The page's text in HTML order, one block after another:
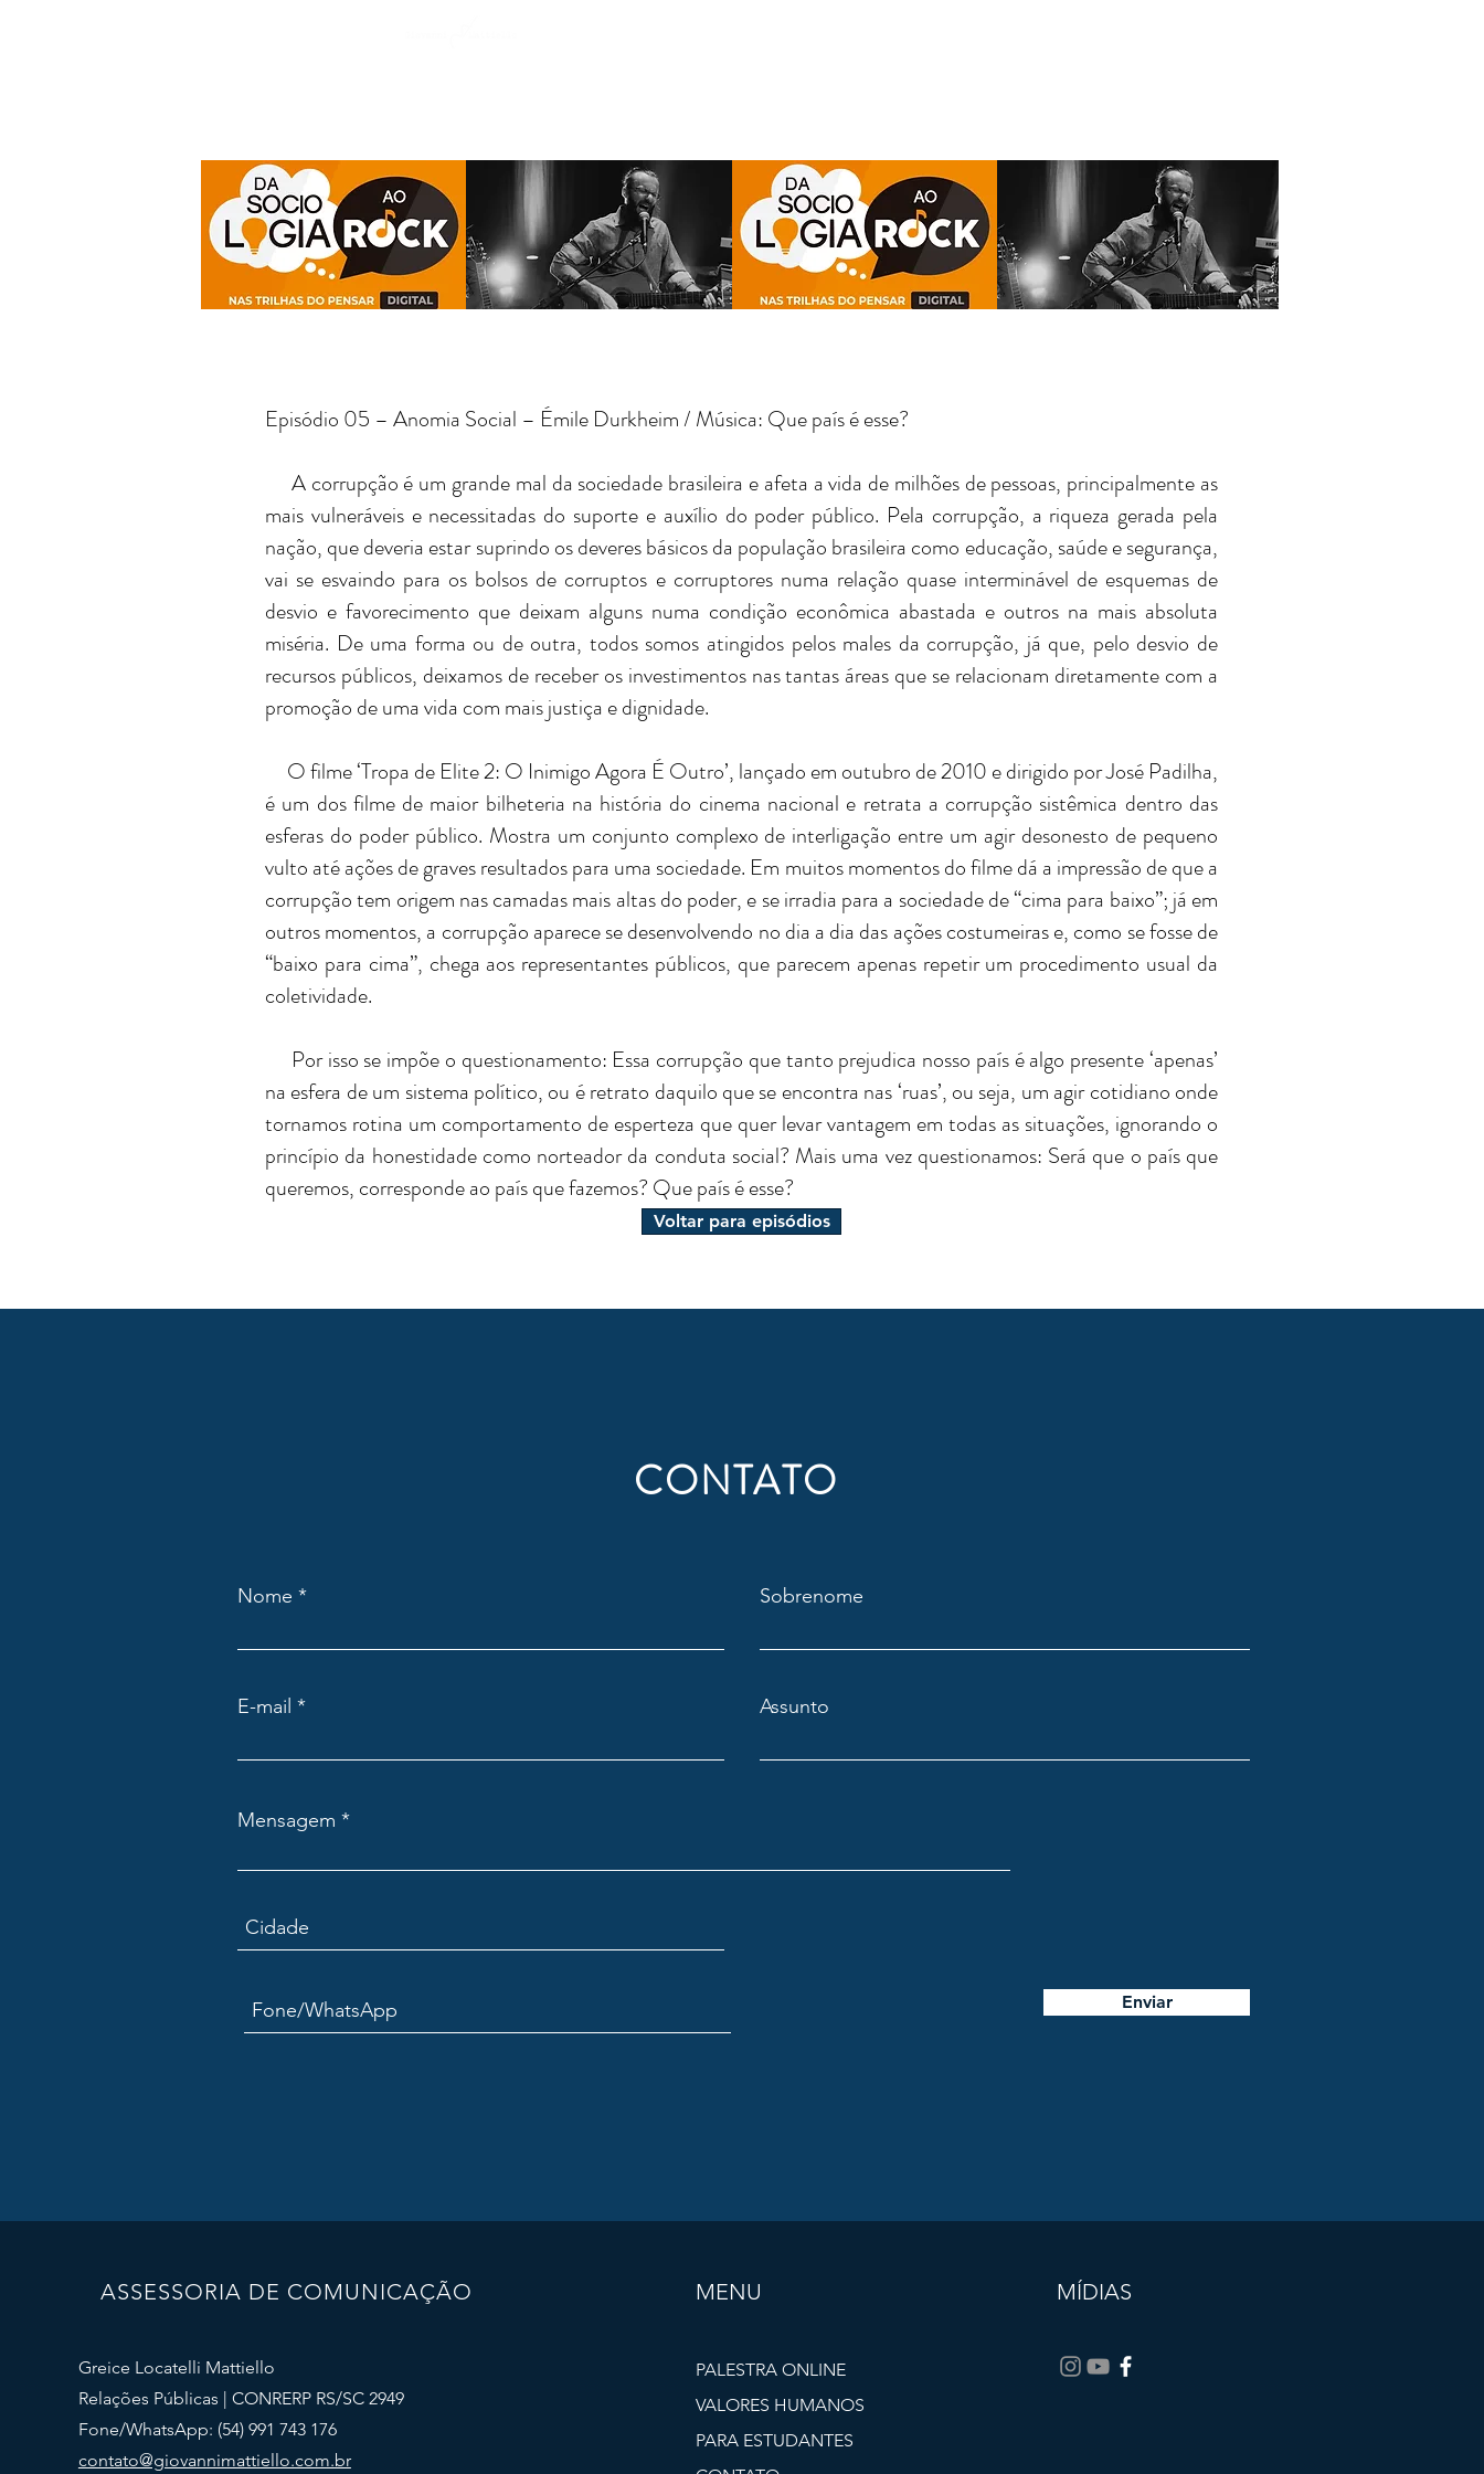
Episódio 05 – Anomia Social – Émile Durkheim / Música: Que país é esse?
A corrupção é um grande mal da sociedade brasileira e afeta a vida de milhões de pessoas, principalmente as
mais vulneráveis e necessitadas do suporte e auxílio do poder público. Pela corrupção, a riqueza gerada pela
nação, que deveria estar suprindo os deveres básicos da população brasileira como educação, saúde e segurança,
vai se esvaindo para os bolsos de corruptos e corruptores numa relação quase interminável de esquemas de
desvio e favorecimento que deixam alguns numa condição econômica abastada e outros na mais absoluta
miséria. De uma forma ou de outra, todos somos atingidos pelos males da corrupção, já que, pelo desvio de
recursos públicos, deixamos de receber os investimentos nas tantas áreas que se relacionam diretamente com a
promoção de uma vida com mais justiça e dignidade.
O filme ‘Tropa de Elite 2: O Inimigo Agora É Outro’, lançado em outubro de 2010 e dirigido por José Padilha,
é um dos filme de maior bilheteria na história do cinema nacional e retrata a corrupção sistêmica dentro das
esferas do poder público. Mostra um conjunto complexo de interligação entre um agir desonesto de pequeno
vulto até ações de graves resultados para uma sociedade. Em muitos momentos do filme dá a impressão de que a
corrupção tem origem nas camadas mais altas do poder, e se irradia para a sociedade de “cima para baixo”; já em
outros momentos, a corrupção aparece se desenvolvendo no dia a dia das ações costumeiras e, como se fosse de
“baixo para cima”, chega aos representantes públicos, que parecem apenas repetir um procedimento usual da
coletividade.
Por isso se impõe o questionamento: Essa corrupção que tanto prejudica nosso país é algo presente ‘apenas’
na esfera de um sistema político, ou é retrato daquilo que se encontra nas ‘ruas’, ou seja, um agir cotidiano onde
tornamos rotina um comportamento de esperteza que quer levar vantagem em todas as situações, ignorando o
princípio da honestidade como norteador da conduta social? Mais uma vez questionamos: Será que o país que
queremos, corresponde ao país que fazemos? Que país é esse?
Voltar para episódios
CONTATO
Nome Sobrenome
E-mail Assunto
Mensagem
Enviar
ASSESSORIA DE COMUNICAÇÃO
Greice Locatelli Mattiello​
Relações Públicas | CONRERP RS/SC 2949​
Fone/WhatsApp: (54) 991 743 176
contato@giovannimattiello.com.br
MENU
PALESTRA ONLINE
VALORES HUMANOS
PARA ESTUDANTES
MÍDIAS